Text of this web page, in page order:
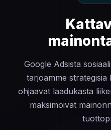
Google Adsista
tarjoamme strategisia
ohjaavat laadukasta
maksimoivat